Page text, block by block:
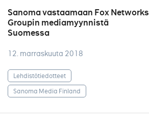
Sanoma vastaamaan Fox Networks
Groupin mediamyynnistä
Suomessa
12. marraskuuta 2018
Lehdistötiedotteet
Sanoma Media Finland